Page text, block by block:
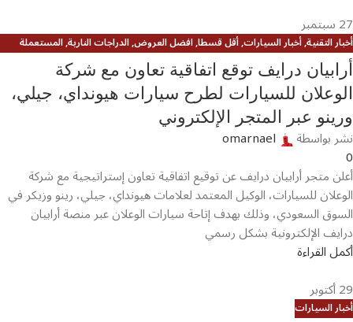
27سبتمبر
أخبار التقنية,أخبار السيارات,أقل قسطا,افضل العروض,الدراجات النارية,المستعملة
المضمونة , المميزة عام كله كهرباء
أرابيان درايف توقع اتفاقية تعاون مع شركة
الوعلان للسيارات لطرح سيارات هيونداي، جيلي،
ورينو عبر المتجر الإلكتروني
نشر بواسطة omarnael
0
أعلن متجر أرابيان درايف عن توقيع اتفاقية تعاون إستراتيجية مع شركة
الوعلان للسيارات، الوكيل المعتمد لعلامات هيونداي، جيلي، رينو وزيكر في
السوق السعودي، وذلك بهدف إتاحة سيارات الوعلان عبر منصة أرابيان
درايف الإلكترونية بشكل رسمي
أكمل القراءة
29أكتوبر
أخبار السيارات